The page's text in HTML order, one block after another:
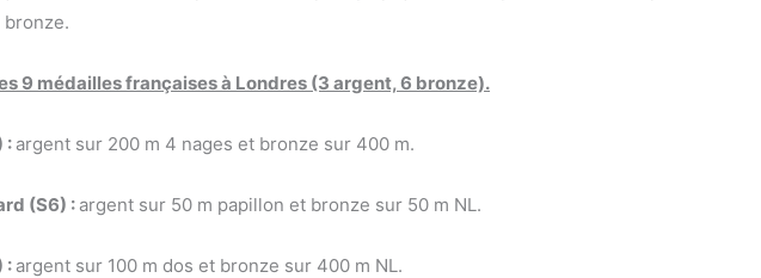
bronze.
9 médailles françaises à Londres (3 argent, 6 bronze).
: argent sur 200 m 4 nages et bronze sur 400 m.
(S6) : argent sur 50 m papillon et bronze sur 50 m NL.
: argent sur 100 m dos et bronze sur 400 m NL.